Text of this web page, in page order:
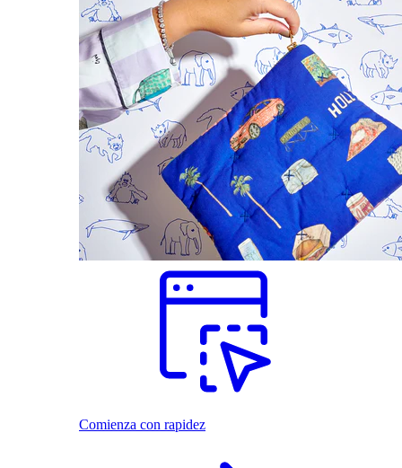
Comienza con rapidez